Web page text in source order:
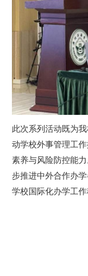
此次系列活动既为
动学校外事管理工
素养与风险防控能
步推进中外合作办
学校国际化办学工作